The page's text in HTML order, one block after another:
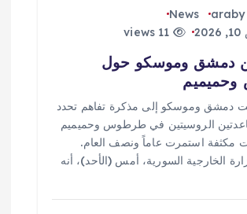
News
دمشق وموسكو حول
دمشق وموسكو إلى مذكرة تفاهم تحدد
الروسيتين في طرطوس وحميميم
مكثفة استمرت عاماً ونصف العام.
الخارجية السورية، أمس (الأحد)، أنه